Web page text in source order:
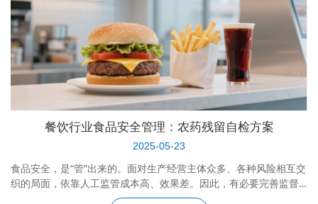
餐饮行业食品安全管理：农药残留自检方案
2025-05-23
食品安全，是“管”出来的。面对生产经营主体众多、各种风险相互交
织的局面，依靠人工监管成本高、效果差。因此，有必要完善监督…